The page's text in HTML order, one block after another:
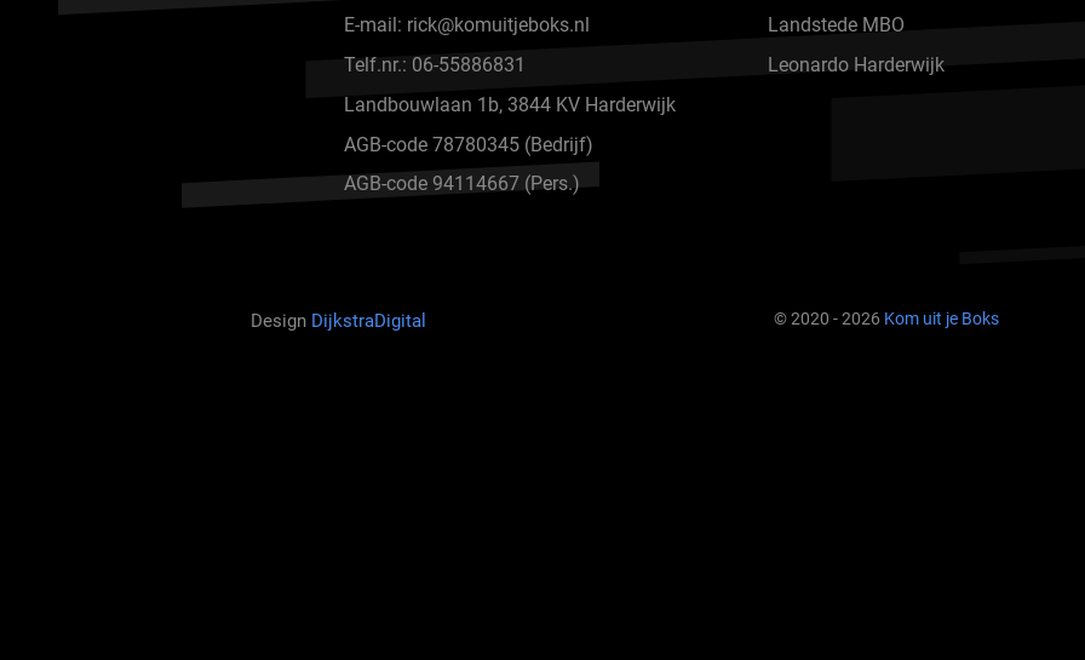
E-mail: rick@komuitjeboks.nl
Telf.nr.: 06-55886831
Landbouwlaan 1b, 3844 KV Harderwijk
AGB-code 78780345 (Bedrijf)
AGB-code 94114667 (Pers.)
Landstede MBO
Leonardo Harderwijk
DesignDijkstraDigital © 2020 - 2026 Kom uit je Boks